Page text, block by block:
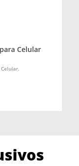
Celular